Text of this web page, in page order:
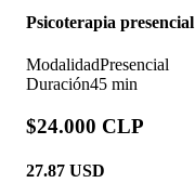
Psicoterapia presencial
ModalidadPresencial
Duración45 min
$24.000 CLP
27.87 USD